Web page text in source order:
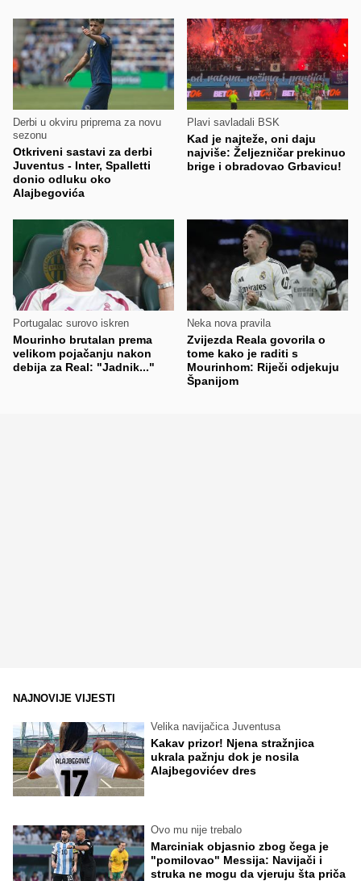
Derbi u okviru priprema za novu
sezonu
Otkriveni sastavi za derbi
Juventus - Inter, Spalletti
donio odluku oko
Alajbegovića
Plavi savladali BSK
Kad je najteže, oni daju
najviše: Željezničar prekinuo
brige i obradovao Grbavicu!
Portugalac surovo iskren
Mourinho brutalan prema
velikom pojačanju nakon
debija za Real: "Jadnik..."
Neka nova pravila
Zvijezda Reala govorila o
tome kako je raditi s
Mourinhom: Riječi odjekuju
Španijom
NAJNOVIJE VIJESTI
Velika navijačica Juventusa
Kakav prizor! Njena stražnjica
ukrala pažnju dok je nosila
Alajbegovićev dres
Ovo mu nije trebalo
Marciniak objasnio zbog čega je
"pomilovao" Messija: Navijači i
struka ne mogu da vjeruju šta priča